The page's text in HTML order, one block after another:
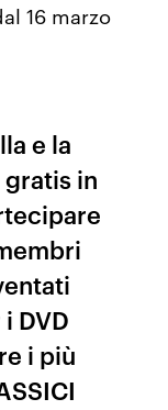
16 marzo
e la
in
DVD
i più